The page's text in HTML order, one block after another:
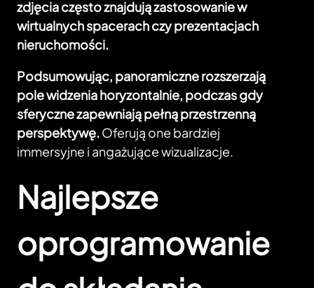
zdjęcia często znajdują zastosowanie w
wirtualnych spacerach czy prezentacjach
nieruchomości.
Podsumowując, panoramiczne rozszerzają
pole widzenia horyzontalnie, podczas gdy
sferyczne zapewniają pełną przestrzenną
perspektywę. Oferują one bardziej
immersyjne i angażujące wizualizacje.
Najlepsze
oprogramowanie